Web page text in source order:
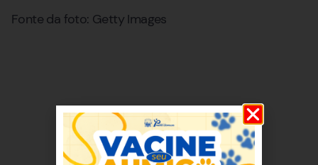
Fonte da foto: Getty Images